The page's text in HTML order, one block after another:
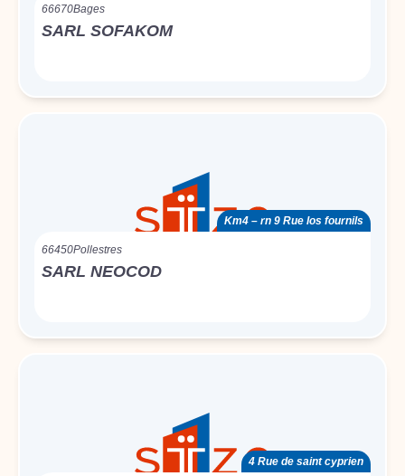
66670Bages
SARL SOFAKOM
Km4 – rn 9 Rue los fournils
66450Pollestres
SARL NEOCOD
4 Rue de saint cyprien